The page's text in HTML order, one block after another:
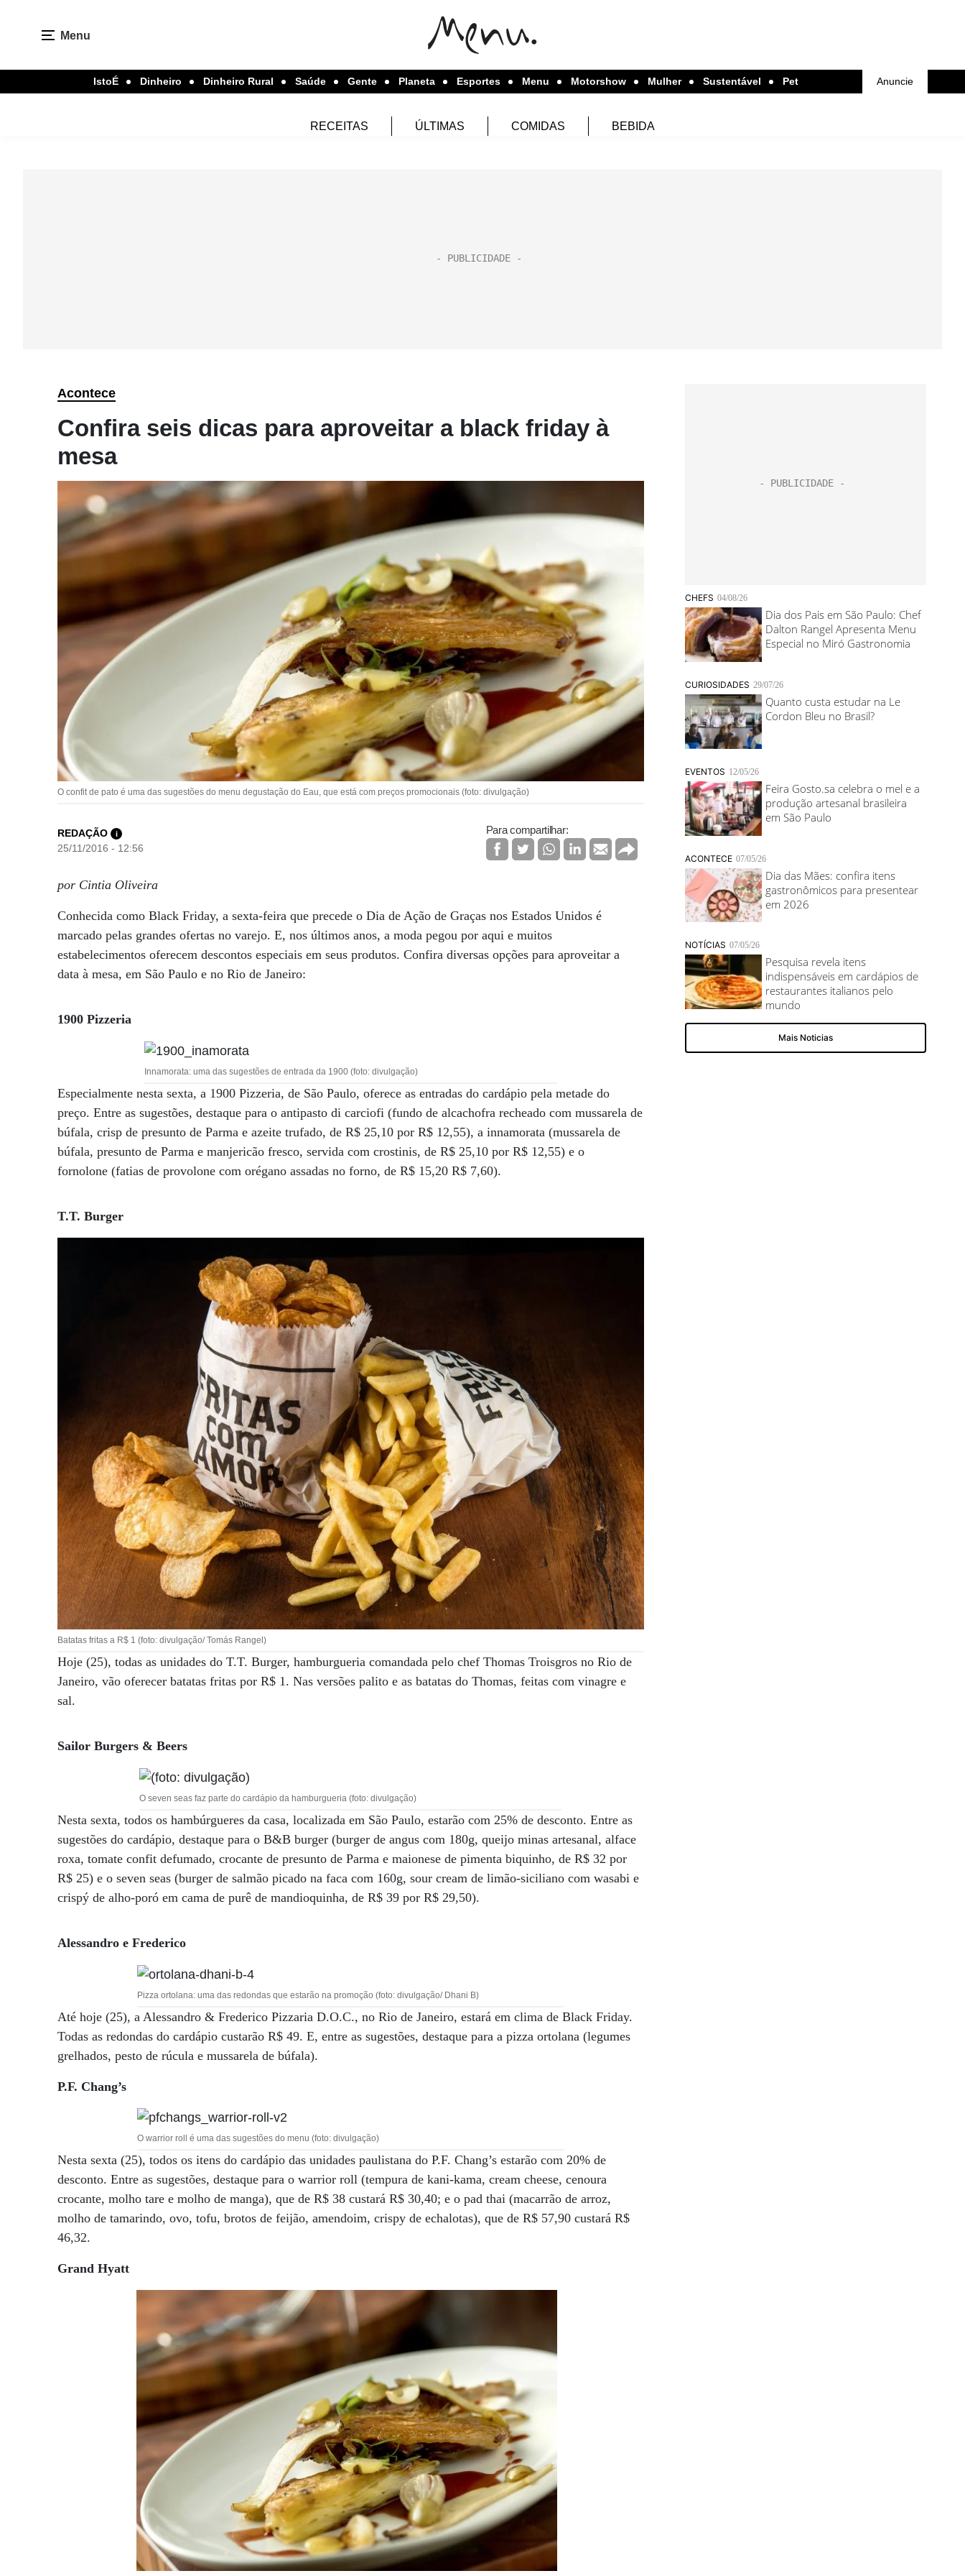
Menu
IstoÉ Dinheiro Dinheiro Rural Saúde Gente Planeta Esportes Menu Motorshow Mulher Sustentável Pet Anuncie
RECEITAS ÚLTIMAS COMIDAS BEBIDA
Acontece
Confira seis dicas para aproveitar a black friday à
mesa
O confit de pato é uma das sugestões do menu degustação do Eau, que está com preços promocionais (foto: divulgação)
REDAÇÃO i
25/11/2016 - 12:56
Para compartilhar:
por Cintia Oliveira
Conhecida como Black Friday, a sexta-feira que precede o Dia de Ação de Graças nos Estados Unidos é
marcado pelas grandes ofertas no varejo. E, nos últimos anos, a moda pegou por aqui e muitos
estabelecimentos oferecem descontos especiais em seus produtos. Confira diversas opções para aproveitar a
data à mesa, em São Paulo e no Rio de Janeiro:
1900 Pizzeria
Innamorata: uma das sugestões de entrada da 1900 (foto: divulgação)
Especialmente nesta sexta, a 1900 Pizzeria, de São Paulo, oferece as entradas do cardápio pela metade do
preço. Entre as sugestões, destaque para o antipasto di carciofi (fundo de alcachofra recheado com mussarela de
búfala, crisp de presunto de Parma e azeite trufado, de R$ 25,10 por R$ 12,55), a innamorata (mussarela de
búfala, presunto de Parma e manjericão fresco, servida com crostinis, de R$ 25,10 por R$ 12,55) e o
fornolone (fatias de provolone com orégano assadas no forno, de R$ 15,20 R$ 7,60).
T.T. Burger
Batatas fritas a R$ 1 (foto: divulgação/ Tomás Rangel)
Hoje (25), todas as unidades do T.T. Burger, hamburgueria comandada pelo chef Thomas Troisgros no Rio de
Janeiro, vão oferecer batatas fritas por R$ 1. Nas versões palito e as batatas do Thomas, feitas com vinagre e
sal.
Sailor Burgers & Beers
O seven seas faz parte do cardápio da hamburgueria (foto: divulgação)
Nesta sexta, todos os hambúrgueres da casa, localizada em São Paulo, estarão com 25% de desconto. Entre as
sugestões do cardápio, destaque para o B&B burger (burger de angus com 180g, queijo minas artesanal, alface
roxa, tomate confit defumado, crocante de presunto de Parma e maionese de pimenta biquinho, de R$ 32 por
R$ 25) e o seven seas (burger de salmão picado na faca com 160g, sour cream de limão-siciliano com wasabi e
crispý de alho-poró em cama de purê de mandioquinha, de R$ 39 por R$ 29,50).
Alessandro e Frederico
Pizza ortolana: uma das redondas que estarão na promoção (foto: divulgação/ Dhani B)
Até hoje (25), a Alessandro & Frederico Pizzaria D.O.C., no Rio de Janeiro, estará em clima de Black Friday.
Todas as redondas do cardápio custarão R$ 49. E, entre as sugestões, destaque para a pizza ortolana (legumes
grelhados, pesto de rúcula e mussarela de búfala).
P.F. Chang’s
O warrior roll é uma das sugestões do menu (foto: divulgação)
Nesta sexta (25), todos os itens do cardápio das unidades paulistana do P.F. Chang’s estarão com 20% de
desconto. Entre as sugestões, destaque para o warrior roll (tempura de kani-kama, cream cheese, cenoura
crocante, molho tare e molho de manga), que de R$ 38 custará R$ 30,40; e o pad thai (macarrão de arroz,
molho de tamarindo, ovo, tofu, brotos de feijão, amendoim, crispy de echalotas), que de R$ 57,90 custará R$
46,32.
Grand Hyatt